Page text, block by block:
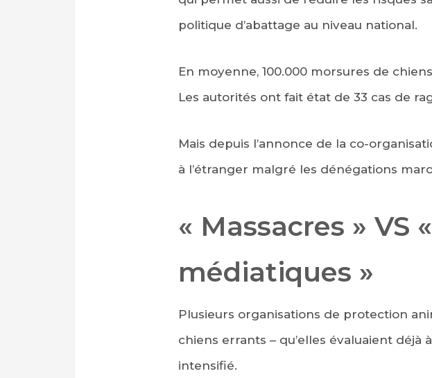
politique d’abattage au niveau national.
En moyenne, 100.000 morsures de
Les autorités ont fait état de 33 cas de
Mais depuis l’annonce de la co-
à l’étranger malgré les dénégations
« Massacres » VS
médiatiques »
Plusieurs organisations de protection
chiens errants – qu’elles évaluaient déjà
intensifié.